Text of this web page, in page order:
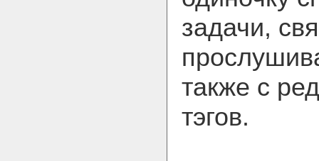
задачи,
также с
тэгов.